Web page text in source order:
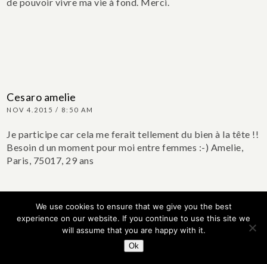
de pouvoir vivre ma vie à fond. Merci.
Cesaro amelie
NOV 4.2015 / 8:50 AM
Je participe car cela me ferait tellement du bien à la tête !!
Besoin d un moment pour moi entre femmes :-) Amelie,
Paris, 75017, 29 ans
We use cookies to ensure that we give you the best
experience on our website. If you continue to use this site we
will assume that you are happy with it.
Ok